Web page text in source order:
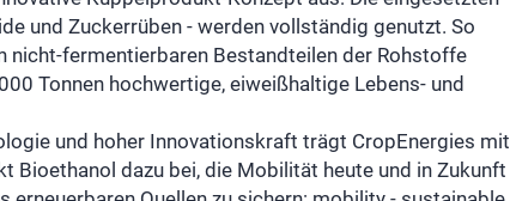
und Zuckerrüben - werden vollständig genutzt. So
nicht-fermentierbaren Bestandteilen der Rohstoffe
Tonnen hochwertige, eiweißhaltige Lebens- und
und hoher Innovationskraft trägt CropEnergies mit
Bioethanol dazu bei, die Mobilität heute und in Zukunft